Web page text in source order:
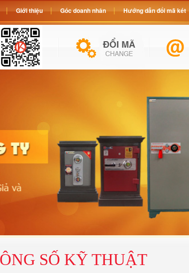
SỐ KỸ THUẬT
Giới thiệu Góc doanh nhân Hướng dẫn đổi mã két